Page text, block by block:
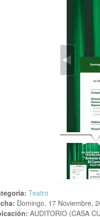
Teatro
Domingo, 17 Noviembre,
AUDITORIO (CASA